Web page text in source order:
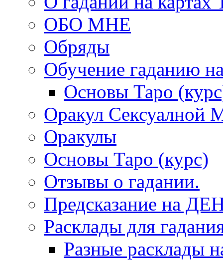
ОБО МНЕ
Обряды
Обучение гаданию
Основы Таро
Оракул Сексуалной
Оракулы
Основы Таро (курс)
Отзывы о гадании.
Предсказание на
Расклады для
Разные расклады